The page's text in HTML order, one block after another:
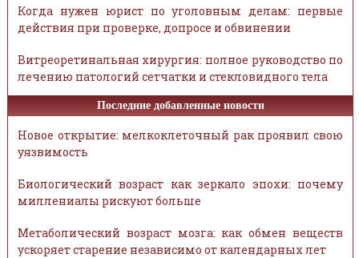
Когда нужен юрист по уголовным делам: первые
действия при проверке, допросе и обвинении
Витреоретинальная хирургия: полное руководство по
лечению патологий сетчатки и стекловидного тела
Последние добавленные новости
Новое открытие: мелкоклеточный рак проявил свою
уязвимость
Биологический возраст как зеркало эпохи: почему
миллениалы рискуют больше
Метаболический возраст мозга: как обмен веществ
ускоряет старение независимо от календарных лет